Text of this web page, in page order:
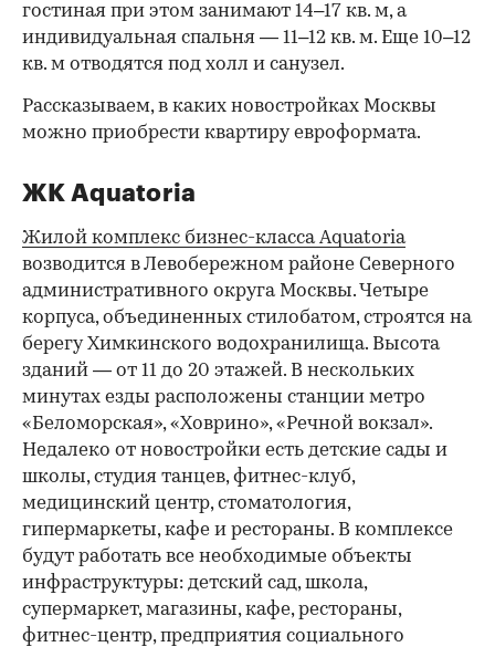
гостиная при этом занимают 14–17 кв. м, а
индивидуальная спальня — 11–12 кв. м. Еще 10–12
кв. м отводятся под холл и санузел.
Рассказываем, в каких новостройках Москвы
можно приобрести квартиру евроформата.
ЖК Aquatoria
Жилой комплекс бизнес-класса Aquatoria
возводится в Левобережном районе Северного
административного округа Москвы. Четыре
корпуса, объединенных стилобатом, строятся на
берегу Химкинского водохранилища. Высота
зданий — от 11 до 20 этажей. В нескольких
минутах езды расположены станции метро
«Беломорская», «Ховрино», «Речной вокзал».
Недалеко от новостройки есть детские сады и
школы, студия танцев, фитнес-клуб,
медицинский центр, стоматология,
гипермаркеты, кафе и рестораны. В комплексе
будут работать все необходимые объекты
инфраструктуры: детский сад, школа,
супермаркет, магазины, кафе, рестораны,
фитнес-центр, предприятия социального